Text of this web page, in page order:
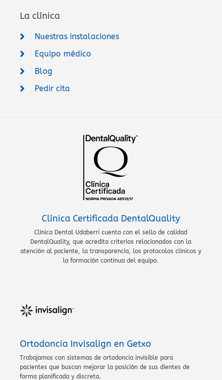
La clínica
Nuestras instalaciones
Equipo médico
Blog
Pedir cita
Clínica Certificada DentalQuality
Clínica Dental Udaberri cuenta con el sello de calidad
DentalQuality, que acredita criterios relacionados con la
atención al paciente, la transparencia, los protocolos clínicos y
la formación continua del equipo.
Ortodoncia Invisalign en Getxo
Trabajamos con sistemas de ortodoncia invisible para
pacientes que buscan mejorar la posición de sus dientes de
forma planificada y discreta.